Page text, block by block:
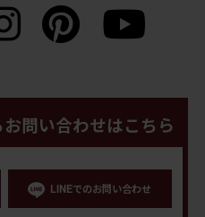
問い合わせはこちら
LINEでのお問い合わせ